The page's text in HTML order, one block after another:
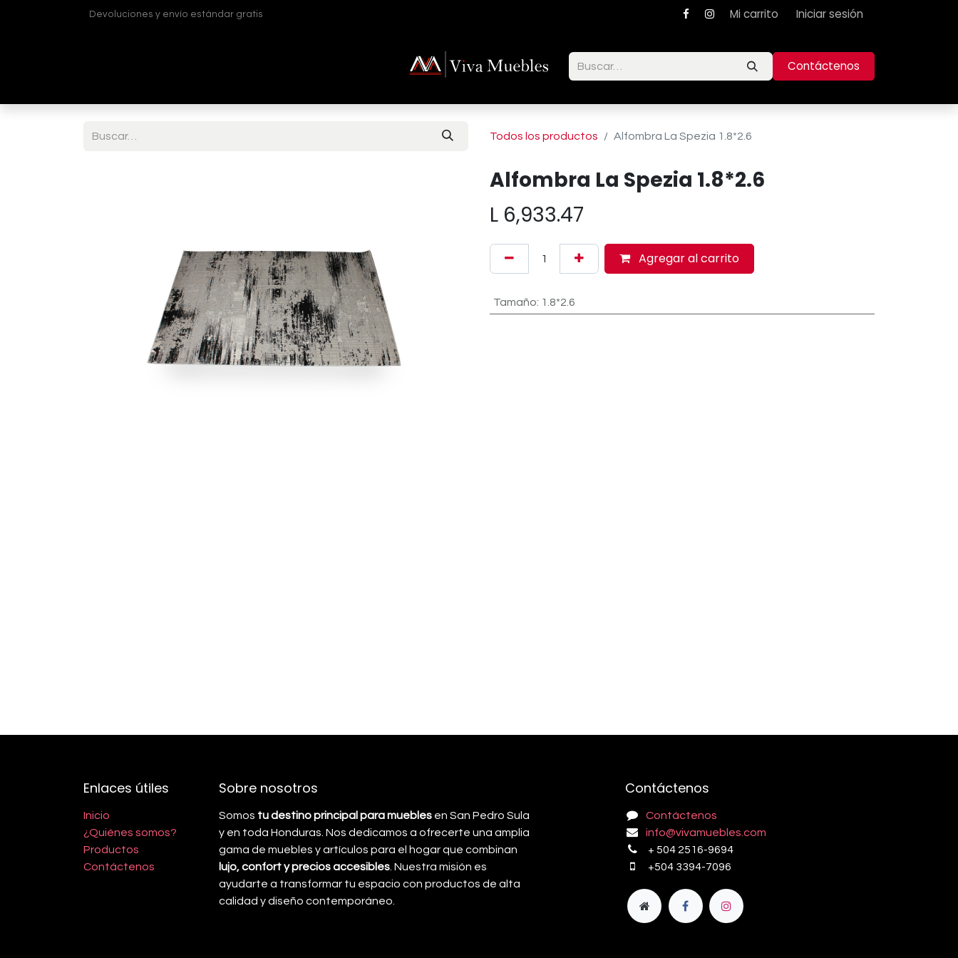
Devoluciones y envío estándar gratis Mi carrito Iniciar sesión
Contáctenos
Todos los productos Alfombra La Spezia 1.8*2.6
Alfombra La Spezia 1.8*2.6
L 6,933.47
Agregar al carrito
Tamaño: 1.8*2.6
Enlaces útiles
Inicio
¿Quiénes somos?
Productos
Contáctenos
Sobre nosotros
Somos tu destino principal para muebles en San Pedro Sula
y en toda Honduras. Nos dedicamos a ofrecerte una amplia
gama de muebles y artículos para el hogar que combinan
lujo, confort y precios accesibles . Nuestra misión es
ayudarte a transformar tu espacio con productos de alta
calidad y diseño contemporáneo.
Contáctenos
Contáctenos
info@vivamuebles.com
+ 504 2516-9694
+504 3394-7096